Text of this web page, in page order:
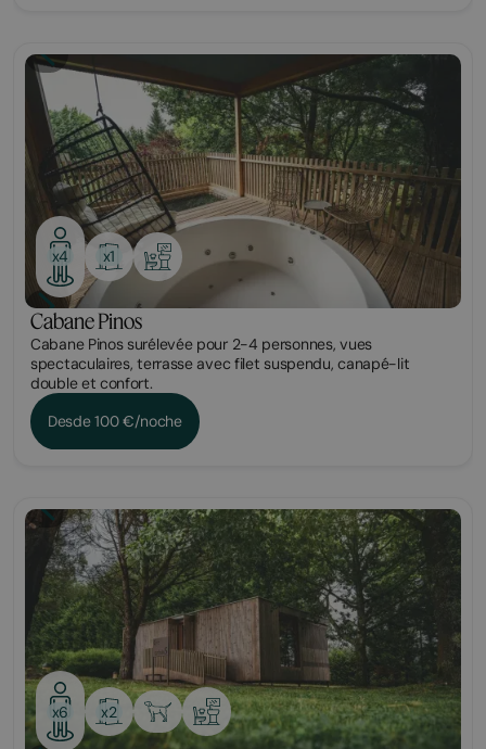
x4 x1
Cabane Pinos
Cabane Pinos surélevée pour 2-4 personnes, vues
spectaculaires, terrasse avec filet suspendu, canapé-lit
double et confort.
Desde 100 €/noche
This is some text inside of a div block.
x6 x2
This is some text inside of a div block.